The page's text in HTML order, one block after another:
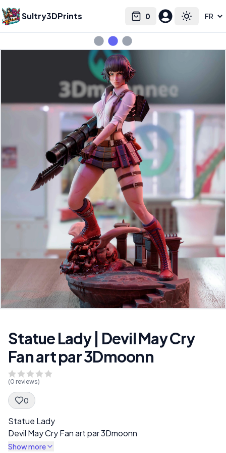
Sultry3DPrints 0
Cart Toggle
Select language
Statue Lady | Devil May Cry
Fan art par 3Dmoonn
(0 reviews)
0
Spec Description
Statue Lady
Devil May Cry Fan art par 3Dmoonn
Show more